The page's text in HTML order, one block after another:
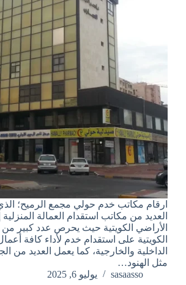
ارقام مكاتب خدم حولي مجمع الرميح؛
العديد من مكاتب استقدام العمالة المنزلية
الأراضي الكويتية حيث يحرص عدد كبير من
الكويتية على استقدام خدم لأداء كافة
الداخلية والخارجية، كما يعمل العديد من
مثل الهنود…
sasaasso
يوليو 6, 2025